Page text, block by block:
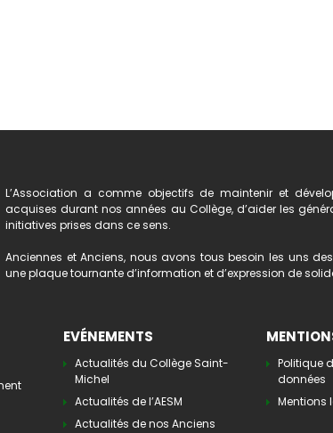
L’Association a comme objectifs de maintenir et
acquises durant nos années au Collège, d’aider les
initiatives prises dans ce sens.
Anciennes et Anciens, nous avons tous besoin les uns
une plaque tournante d’information et d’expression de
EVÉNEMENTS
Actualités du Collège Saint-
Michel
Actualités de l’AESM
Actualités de nos Anciens
Politique
données
Mentions